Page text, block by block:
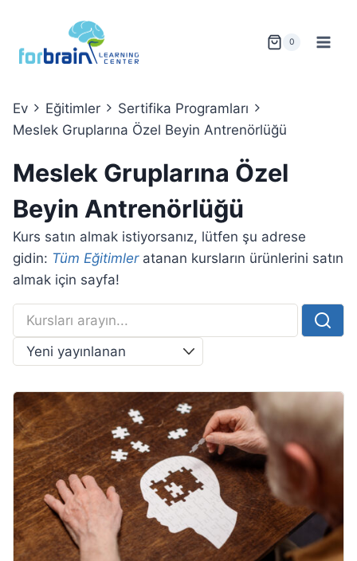
content
0
Ev Eğitimler
Sertifika Programları
Meslek Gruplarına Özel Beyin Antrenörlüğü
Meslek Gruplarına Özel
Beyin Antrenörlüğü
Kurs satın almak istiyorsanız, lütfen şu adrese
gidin: Tüm Eğitimleratanan kursların ürünlerini satın
almak için sayfa!